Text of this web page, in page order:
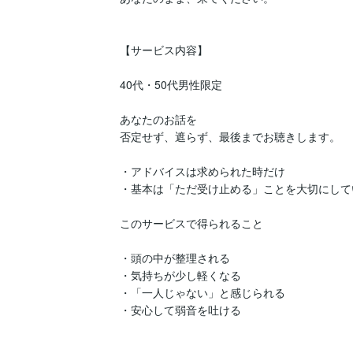
【サービス内容】
40代・50代男性限定
あなたのお話を
否定せず、遮らず、最後までお聴きします。
・アドバイスは求められた時だけ
・基本は「ただ受け止める」ことを大切にし
このサービスで得られること
・頭の中が整理される
・気持ちが少し軽くなる
・「一人じゃない」と感じられる
・安心して弱音を吐ける